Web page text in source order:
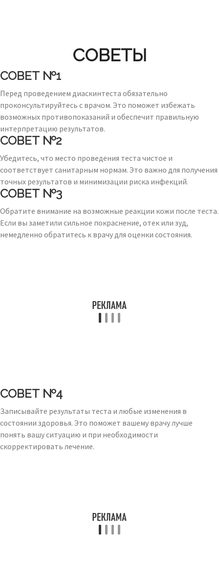
СОВЕТЫ
СОВЕТ №1
Перед проведением диаскинтеста обязательно
проконсультируйтесь с врачом. Это поможет избежать
возможных противопоказаний и обеспечит правильную
интерпретацию результатов.
СОВЕТ №2
Убедитесь, что место проведения теста чистое и
соответствует санитарным нормам. Это важно для получения
точных результатов и минимизации риска инфекций.
СОВЕТ №3
Обратите внимание на возможные реакции кожи после теста.
Если вы заметили сильное покраснение, отек или зуд,
немедленно обратитесь к врачу для оценки состояния.
СОВЕТ №4
Записывайте результаты теста и любые изменения в
состоянии здоровья. Это поможет вашему врачу лучше
понять вашу ситуацию и при необходимости
скорректировать лечение.